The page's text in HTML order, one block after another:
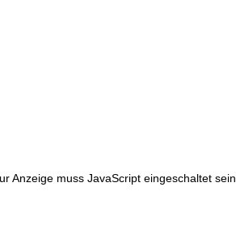
Anzeige muss JavaScript eingeschaltet sein.